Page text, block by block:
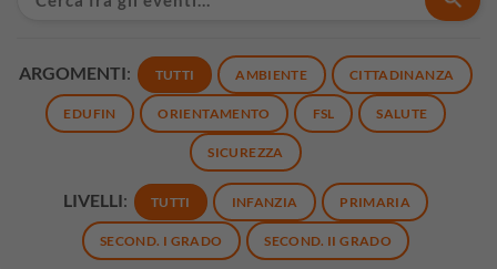
ARGOMENTI: TUTTI AMBIENTE CITTADINANZA
EDUFIN ORIENTAMENTO FSL SALUTE
SICUREZZA
LIVELLI: TUTTI INFANZIA PRIMARIA
SECOND. I GRADO SECOND. II GRADO